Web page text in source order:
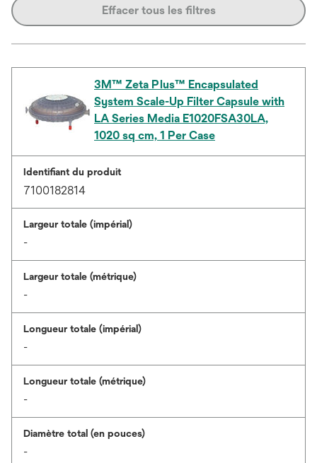
Effacer tous les filtres
3M™ Zeta Plus™ Encapsulated
System Scale-Up Filter Capsule with
LA Series Media E1020FSA30LA,
1020 sq cm, 1 Per Case
Identifiant du produit
7100182814
Largeur totale (impérial)
-
Largeur totale (métrique)
-
Longueur totale (impérial)
-
Longueur totale (métrique)
-
Diamètre total (en pouces)
-